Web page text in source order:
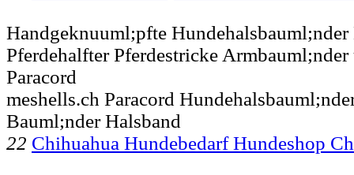
Handgeknuuml;pfte
Pferdehalfter Pferdestricke
Paracord
meshells.ch Paracord
Bauml;nder Halsband
22 Chihuahua Hundebedarf Hundeshop